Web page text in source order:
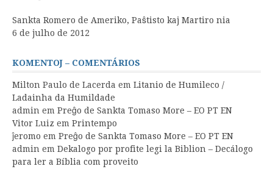
Sankta Romero de Ameriko, Paŝtisto kaj Martiro nia
6 de julho de 2012
KOMENTOJ – COMENTÁRIOS
Milton Paulo de Lacerda em Litanio de Humileco /
Ladainha da Humildade
admin em Preĝo de Sankta Tomaso More – EO PT EN
Vitor Luiz em Printempo
ĵeromo em Preĝo de Sankta Tomaso More – EO PT EN
admin em Dekalogo por profite legi la Biblion – Decálogo
para ler a Bíblia com proveito